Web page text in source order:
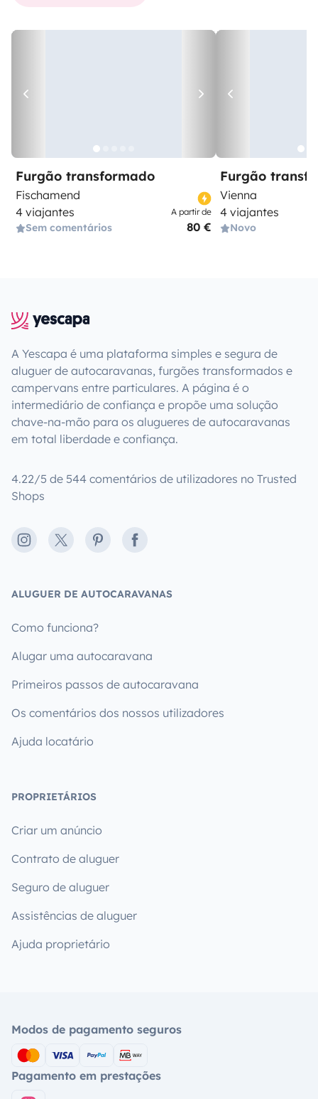
Furgão transformado
Fischamend
4 viajantes
Sem comentários
A partir de
80 €
Furgão
Vienna
4 viajantes
Novo
A Yescapa é uma plataforma simples e segura de
aluguer de autocaravanas, furgões transformados e
campervans entre particulares. A página é o
intermediário de confiança e propõe uma solução
chave-na-mão para os alugueres de autocaravanas
em total liberdade e confiança.
4.22/5 de 544 comentários de utilizadores no Trusted
Shops
Instagram
X PinterestFacebook
ALUGUER DE AUTOCARAVANAS
Como funciona?
Alugar uma autocaravana
Primeiros passos de autocaravana
Os comentários dos nossos utilizadores
Ajuda locatário
PROPRIETÁRIOS
Criar um anúncio
Contrato de aluguer
Seguro de aluguer
Assistências de aluguer
Ajuda proprietário
Modos de pagamento seguros
Pagamento em prestações